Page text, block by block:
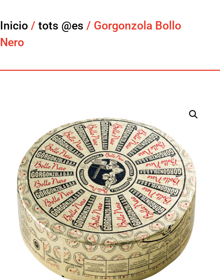
Inicio / tots @es / Gorgonzola Bollo
Nero